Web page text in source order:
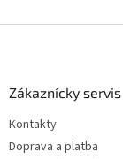
Zákaznícky servis
Kontakty
Doprava a platba